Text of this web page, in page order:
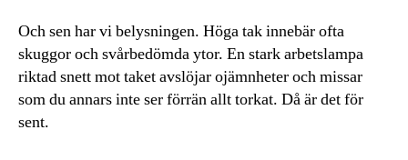
Och sen har vi belysningen. Höga tak innebär ofta
skuggor och svårbedömda ytor. En stark arbetslampa
riktad snett mot taket avslöjar ojämnheter och missar
som du annars inte ser förrän allt torkat. Då är det för
sent.